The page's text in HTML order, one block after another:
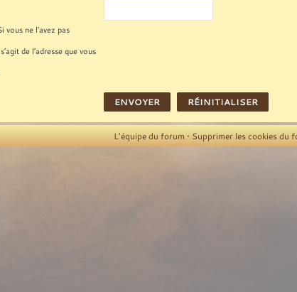
ne l’avez pas
de l’adresse que vous
L’équipe du forum • Supprimer les cookies du